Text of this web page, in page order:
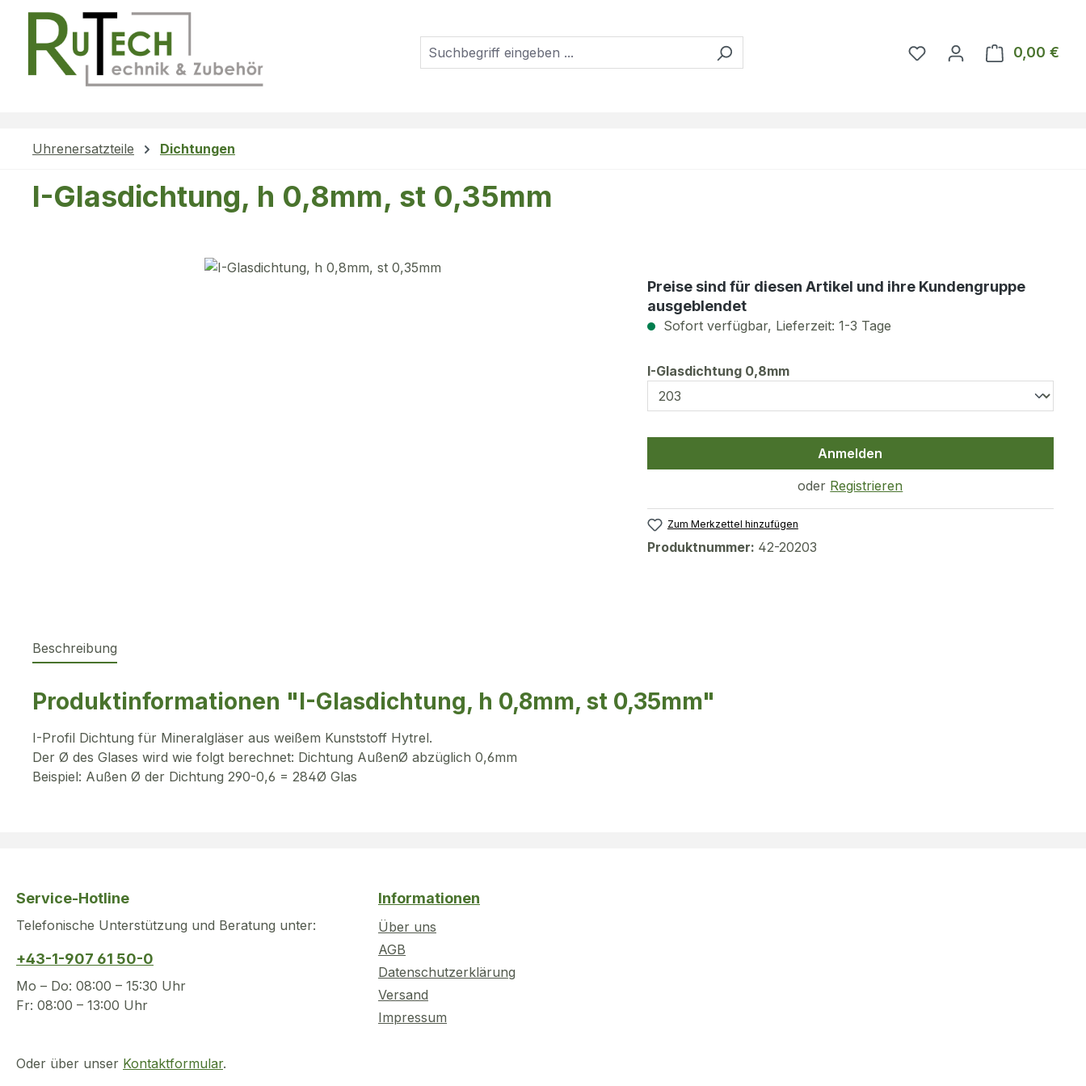
Hauptinhalt springen
Zur Suche springen
Zur Hauptnavigation springen
Du hast 0 Produkte auf
0,00 €
Uhrenersatzteile Dichtungen
I-Glasdichtung, h 0,8mm, st 0,35mm
Preise sind für diesen Artikel und ihre Kundengruppe
ausgeblendet
Sofort verfügbar, Lieferzeit: 1-3 Tage
I-Glasdichtung 0,8mmauswählen
Anmelden
oder Registrieren
Zum Merkzettel hinzufügen
Produktnummer: 42-20203
Beschreibung
Produktinformationen "I-Glasdichtung, h 0,8mm, st 0,35mm"
I-Profil Dichtung für Mineralgläser aus weißem Kunststoff Hytrel.
Der Ø des Glases wird wie folgt berechnet: Dichtung AußenØ abzüglich 0,6mm
Beispiel: Außen Ø der Dichtung 290-0,6 = 284Ø Glas
Service-Hotline
Telefonische Unterstützung und Beratung unter:
+43-1-907 61 50-0
Mo – Do: 08:00 – 15:30 Uhr
Fr: 08:00 – 13:00 Uhr
Oder über unser Kontaktformular.
Informationen
Über uns
AGB
Datenschutzerklärung
Versand
Impressum